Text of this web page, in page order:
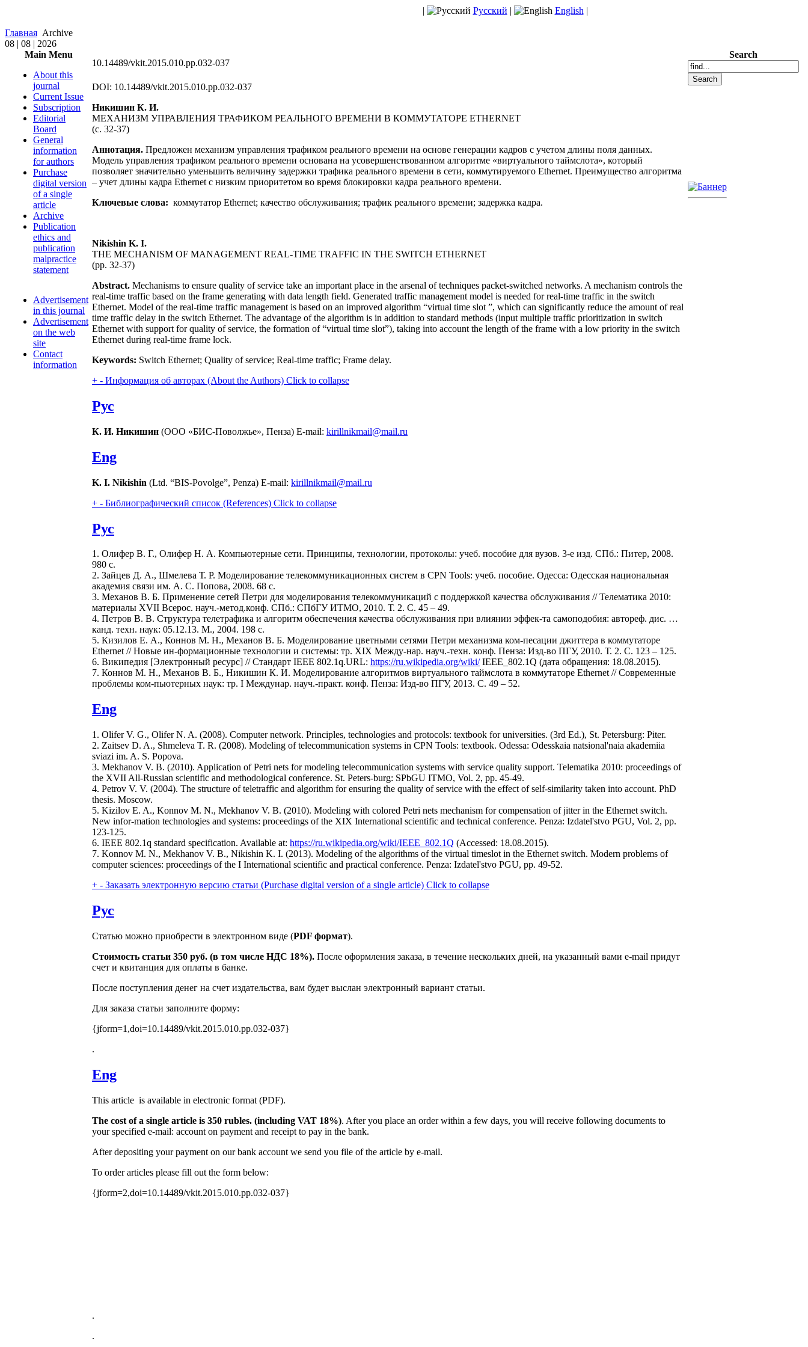
| Русский | English |
Главная Archive
08 | 08 | 2026
Main Menu
About this
journal
Current Issue
Subscription
Editorial
Board
General
information
for authors
Purchase
digital version
of a single
article
Archive
Publication
ethics and
publication
malpractice
statement
Advertisement
in this journal
Advertisement
on the web
site
Contact
information
10.14489/vkit.2015.010.pp.032-037
DOI: 10.14489/vkit.2015.010.pp.032-037
Никишин К. И.
МЕХАНИЗМ УПРАВЛЕНИЯ ТРАФИКОМ РЕАЛЬНОГО ВРЕМЕНИ В КОММУТАТОРЕ ETHERNET
(с. 32-37)
Аннотация. Предложен механизм управления трафиком реального времени на основе генерации кадров с учетом длины поля данных.
Модель управления трафиком реального времени основана на усовершенствованном алгоритме «виртуального таймслота», который
позволяет значительно уменьшить величину задержки трафика реального времени в сети, коммутируемого Ethernet. Преимущество алгоритма
– учет длины кадра Ethernet c низким приоритетом во время блокировки кадра реального времени.
Ключевые слова: коммутатор Ethernet; качество обслуживания; трафик реального времени; задержка кадра.
Nikishin K. I.
THE MECHANISM OF MANAGEMENT REAL-TIME TRAFFIC IN THE SWITCH ETHERNET
(pp. 32-37)
Abstract. Mechanisms to ensure quality of service take an important place in the arsenal of techniques packet-switched networks. A mechanism controls the
real-time traffic based on the frame generating with data length field. Generated traffic management model is needed for real-time traffic in the switch
Ethernet. Model of the real-time traffic management is based on an improved algorithm “virtual time slot ”, which can significantly reduce the amount of real
time traffic delay in the switch Ethernet. The advantage of the algorithm is in addition to standard methods (input multiple traffic prioritization in switch
Ethernet with support for quality of service, the formation of “virtual time slot”), taking into account the length of the frame with a low priority in the switch
Ethernet during real-time frame lock.
Keywords: Switch Ethernet; Quality of service; Real-time traffic; Frame delay.
+ - Информация об авторах (About the Authors) Click to collapse
Рус
К. И. Никишин (ООО «БИС-Поволжье», Пенза) E-mail: kirillnikmail@mail.ru
Eng
K. I. Nikishin (Ltd. “BIS-Povolge”, Penza) E-mail: kirillnikmail@mail.ru
+ - Библиографический список (References) Click to collapse
Рус
1. Олифер В. Г., Олифер Н. А. Компьютерные сети. Принципы, технологии, протоколы: учеб. пособие для вузов. 3-е изд. СПб.: Питер, 2008.
980 с.
2. Зайцев Д. А., Шмелева Т. Р. Моделирование телекоммуникационных систем в CPN Tools: учеб. пособие. Одесса: Одесская национальная
академия связи им. А. С. Попова, 2008. 68 с.
3. Механов В. Б. Применение сетей Петри для моделирования телекоммуникаций с поддержкой качества обслуживания // Телематика 2010:
материалы XVII Всерос. науч.-метод.конф. СПб.: СПбГУ ИТМО, 2010. Т. 2. С. 45 – 49.
4. Петров В. В. Структура телетрафика и алгоритм обеспечения качества обслуживания при влиянии эффек-та самоподобия: автореф. дис. …
канд. техн. наук: 05.12.13. М., 2004. 198 с.
5. Кизилов Е. А., Коннов М. Н., Механов В. Б. Моделирование цветными сетями Петри механизма ком-песации джиттера в коммутаторе
Ethernet // Новые ин-формационные технологии и системы: тр. XIX Между-нар. науч.-техн. конф. Пенза: Изд-во ПГУ, 2010. Т. 2. С. 123 – 125.
6. Википедия [Электронный ресурс] // Cтандарт IEEE 802.1q.URL: https://ru.wikipedia.org/wiki/IEEE_802.1Q (дата обращения: 18.08.2015).
7. Коннов М. Н., Механов В. Б., Никишин К. И. Моделирование алгоритмов виртуального таймслота в коммутаторе Ethernet // Современные
проблемы ком-пьютерных наук: тр. I Междунар. науч.-практ. конф. Пенза: Изд-во ПГУ, 2013. С. 49 – 52.
Eng
1. Olifer V. G., Olifer N. A. (2008). Computer network. Principles, technologies and protocols: textbook for universities. (3rd Ed.), St. Petersburg: Piter.
2. Zaitsev D. A., Shmeleva T. R. (2008). Modeling of telecommunication systems in CPN Tools: textbook. Odessa: Odesskaia natsional'naia akademiia
sviazi im. A. S. Popova.
3. Mekhanov V. B. (2010). Application of Petri nets for modeling telecommunication systems with service quality support. Telematika 2010: proceedings of
the XVII All-Russian scientific and methodological conference. St. Peters-burg: SPbGU ITMO, Vol. 2, pp. 45-49.
4. Petrov V. V. (2004). The structure of teletraffic and algorithm for ensuring the quality of service with the effect of self-similarity taken into account. PhD
thesis. Moscow.
5. Kizilov E. A., Konnov M. N., Mekhanov V. B. (2010). Modeling with colored Petri nets mechanism for compensation of jitter in the Ethernet switch.
New infor-mation technologies and systems: proceedings of the XIX International scientific and technical conference. Penza: Izdatel'stvo PGU, Vol. 2, pp.
123-125.
6. IEEE 802.1q standard specification. Available at: https://ru.wikipedia.org/wiki/IEEE_802.1Q (Accessed: 18.08.2015).
7. Konnov M. N., Mekhanov V. B., Nikishin K. I. (2013). Modeling of the algorithms of the virtual timeslot in the Ethernet switch. Modern problems of
computer sciences: proceedings of the I International scientific and practical conference. Penza: Izdatel'stvo PGU, pp. 49-52.
+ - Заказать электронную версию статьи (Purchase digital version of a single article) Click to collapse
Рус
Статью можно приобрести в электронном виде (PDF формат).
Стоимость статьи 350 руб. (в том числе НДС 18%). После оформления заказа, в течение нескольких дней, на указанный вами e-mail придут
счет и квитанция для оплаты в банке.
После поступления денег на счет издательства, вам будет выслан электронный вариант статьи.
Для заказа статьи заполните форму:
{jform=1,doi=10.14489/vkit.2015.010.pp.032-037}
.
Eng
This article is available in electronic format (PDF).
The cost of a single article is 350 rubles. (including VAT 18%). After you place an order within a few days, you will receive following documents to
your specified e-mail: account on payment and receipt to pay in the bank.
After depositing your payment on our bank account we send you file of the article by e-mail.
To order articles please fill out the form below:
{jform=2,doi=10.14489/vkit.2015.010.pp.032-037}
.
.
Search